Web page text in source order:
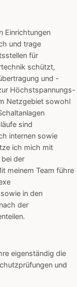
Einrichtungen
und trage
für
schützt,
und -
Höchstspannungs-
Netzgebiet sowohl
sind
internen sowie
ich mich mit
der
meinem Team führe
in den
der
eigenständig die
und